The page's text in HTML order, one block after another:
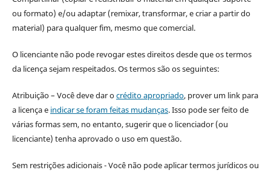
ou formato) e/ou adaptar (remixar, transformar, e criar a partir do
material) para qualquer fim, mesmo que comercial.
O licenciante não pode revogar estes direitos desde que os termos
da licença sejam respeitados. Os termos são os seguintes:
Atribuição – Você deve dar ocrédito apropriado, prover um link para
a licença e indicar se foram feitas mudanças. Isso pode ser feito de
várias formas sem, no entanto, sugerir que o licenciador (ou
licenciante) tenha aprovado o uso em questão.
Sem restrições adicionais - Você não pode aplicar termos jurídicos ou